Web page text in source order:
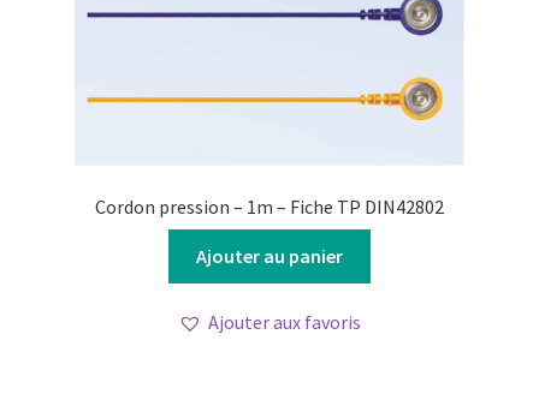
Cordon pression – 1m – Fiche TP DIN42802
Ajouter au panier
Ajouter aux favoris